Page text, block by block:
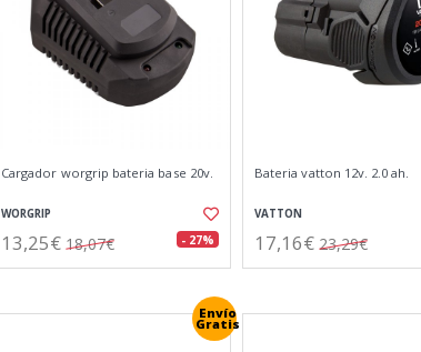
Cargador worgrip bateria base 20v.
WORGRIP
13,25€ 18,07€ - 27%
Bateria vatton 12v. 2.0 ah.
VATTON
17,16€ 23,29€
Envío
Gratis